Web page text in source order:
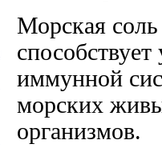
Морская
иммунной
морских
организмов.